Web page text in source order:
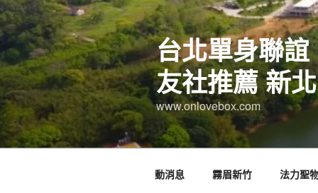
跳
至
主
要
內
容
台北單身聯
友社推薦 新
www.onlovebox.com
動消息 霧眉新竹 法力聖